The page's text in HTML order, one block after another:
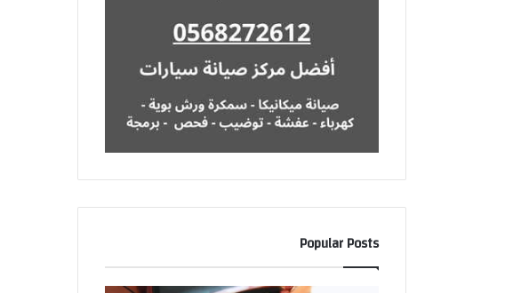
Popular Posts